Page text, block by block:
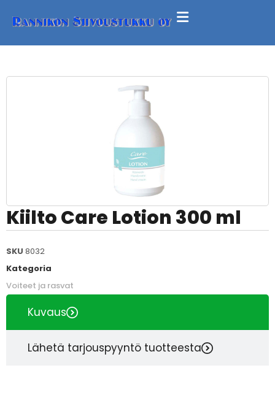
Kiilto Care Lotion 300 ml
SKU 8032
Kategoria
Voiteet ja rasvat
Kuvaus
Lähetä tarjouspyyntö tuotteesta